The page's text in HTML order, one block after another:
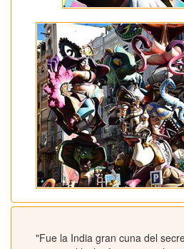
"Fue la India gran cuna del